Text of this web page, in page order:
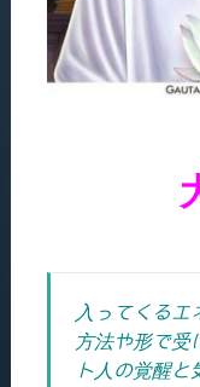
入ってくる
方法や形で受
ト人の覚醒と